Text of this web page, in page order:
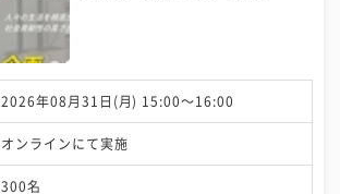
2026年08月31日(月) 15:00〜16:00
オンラインにて実施
300名